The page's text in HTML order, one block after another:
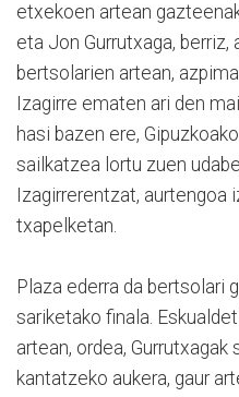
etxekoen artean
eta Jon Gurrutxaga, berriz,
bertsolarien artean,
Izagirre ematen ari den
hasi bazen ere,
sailkatzea lortu zuen
Izagirrerentzat, aurtengoa
txapelketan.
Plaza ederra da bertsolari
sariketako finala.
artean, ordea, Gurrutxagak
kantatzeko aukera, gaur